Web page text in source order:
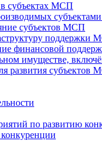
субъектах МСП
субъектов МСП
поддержки
финансовой
имуществе,
развития
по развитию